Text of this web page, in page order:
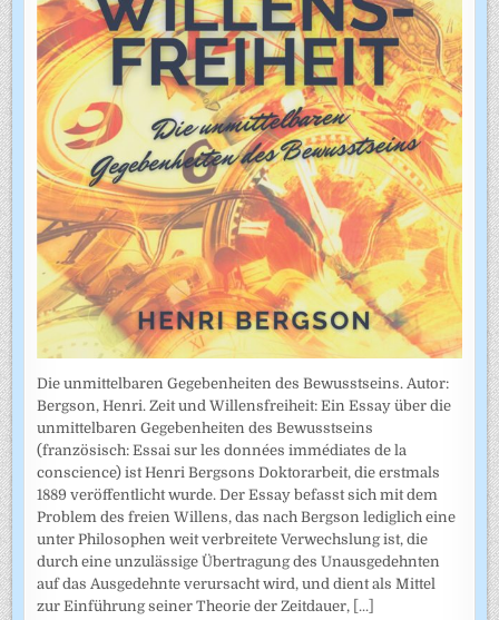
Die unmittelbaren Gegebenheiten des Bewusstseins. Autor:
Bergson, Henri. Zeit und Willensfreiheit: Ein Essay über die
unmittelbaren Gegebenheiten des Bewusstseins
(französisch: Essai sur les données immédiates de la
conscience) ist Henri Bergsons Doktorarbeit, die erstmals
1889 veröffentlicht wurde. Der Essay befasst sich mit dem
Problem des freien Willens, das nach Bergson lediglich eine
unter Philosophen weit verbreitete Verwechslung ist, die
durch eine unzulässige Übertragung des Unausgedehnten
auf das Ausgedehnte verursacht wird, und dient als Mittel
zur Einführung seiner Theorie der Zeitdauer, [...]